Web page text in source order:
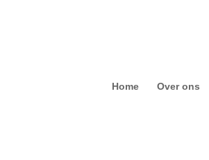
Home Over ons